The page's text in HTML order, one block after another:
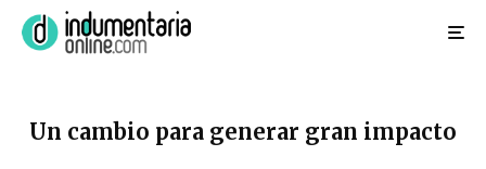
Un cambio para generar gran impacto